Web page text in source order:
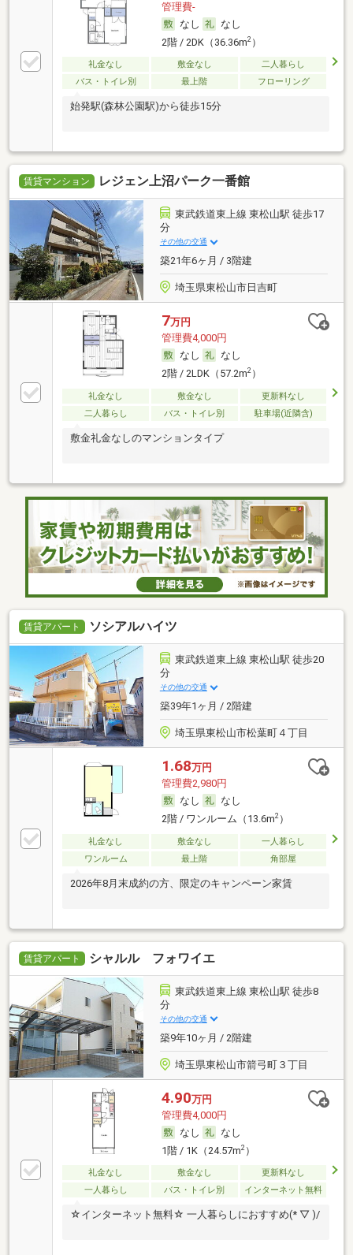
管理費-
なし
なし
2階 / 2DK（36.36m2）
礼金なし 敷金なし
二人暮らし
バス・トイレ別
最上階 フローリング
始発駅(森林公園駅)から徒歩15分
賃貸マンション レジェン上沼パーク一番館
東武鉄道東上線 東松山駅 徒歩17
分
その他の交通
築21年6ヶ月 / 3階建
埼玉県東松山市日吉町
7万円
管理費4,000円
なし
なし
2階 / 2LDK（57.2m2）
礼金なし 敷金なし
更新料なし
二人暮らし
バス・トイレ別 駐車場(近隣含)
敷金礼金なしのマンションタイプ
賃貸アパート ソシアルハイツ
東武鉄道東上線 東松山駅 徒歩20
分
その他の交通
築39年1ヶ月 / 2階建
埼玉県東松山市松葉町４丁目
1.68万円
管理費2,980円
なし
なし
2階 / ワンルーム（13.6m2）
礼金なし 敷金なし
一人暮らし
ワンルーム
最上階 角部屋
2026年8月末成約の方、限定のキャンペーン家賃
賃貸アパート シャルル フォワイエ
東武鉄道東上線 東松山駅 徒歩8
分
その他の交通
築9年10ヶ月 / 2階建
埼玉県東松山市箭弓町３丁目
4.90万円
管理費4,000円
なし
なし
1階 / 1K（24.57m2）
礼金なし 敷金なし
更新料なし
一人暮らし
バス・トイレ別 インターネット無料
☆インターネット無料☆ 一人暮らしにおすすめ(* ▽ )/